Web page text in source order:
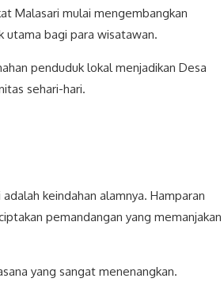
Malasari mulai mengembangkan
utama bagi para wisatawan.
penduduk lokal menjadikan Desa
sehari-hari.
keindahan alamnya. Hamparan
pemandangan yang memanjakan
yang sangat menenangkan.